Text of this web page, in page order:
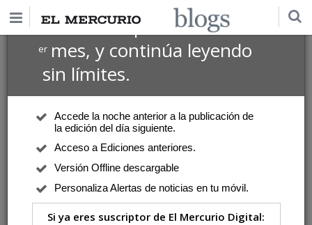
Suscríbete por $1 USD
ermes, y continúa leyendo
sin límites.
Accede la noche anterior a la publicación de
la edición del día siguiente.
Acceso a Ediciones anteriores.
Versión Offline descargable
Personaliza Alertas de noticias en tu móvil.
Si ya eres suscriptor de El Mercurio Digital: